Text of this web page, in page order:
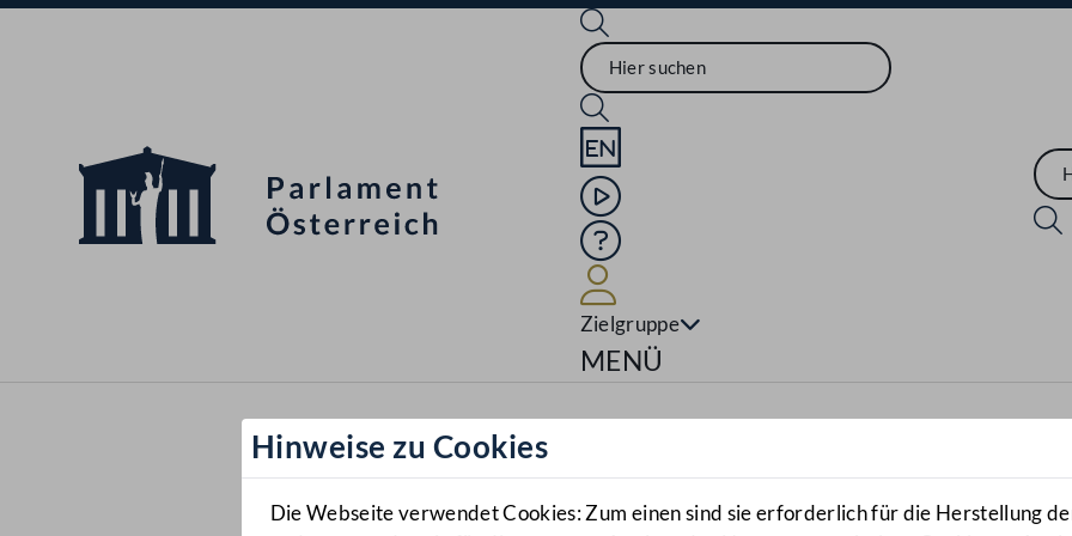
Sprache English
Mediathek
Hilfe
Zielgruppe
Navigationsmenü öffnen
MENÜ
Hinweise zu Cookies
Die Webseite verwendet Cookies: Zum einen sind sie erforderlich für die Herstellung